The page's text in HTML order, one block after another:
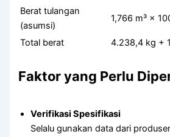
Berat tulangan
(asumsi)
1,766 m³ ×
Total berat 4.238,4 kg +
Faktor yang Perlu
Verifikasi Spesifikasi
Selalu gunakan data dari